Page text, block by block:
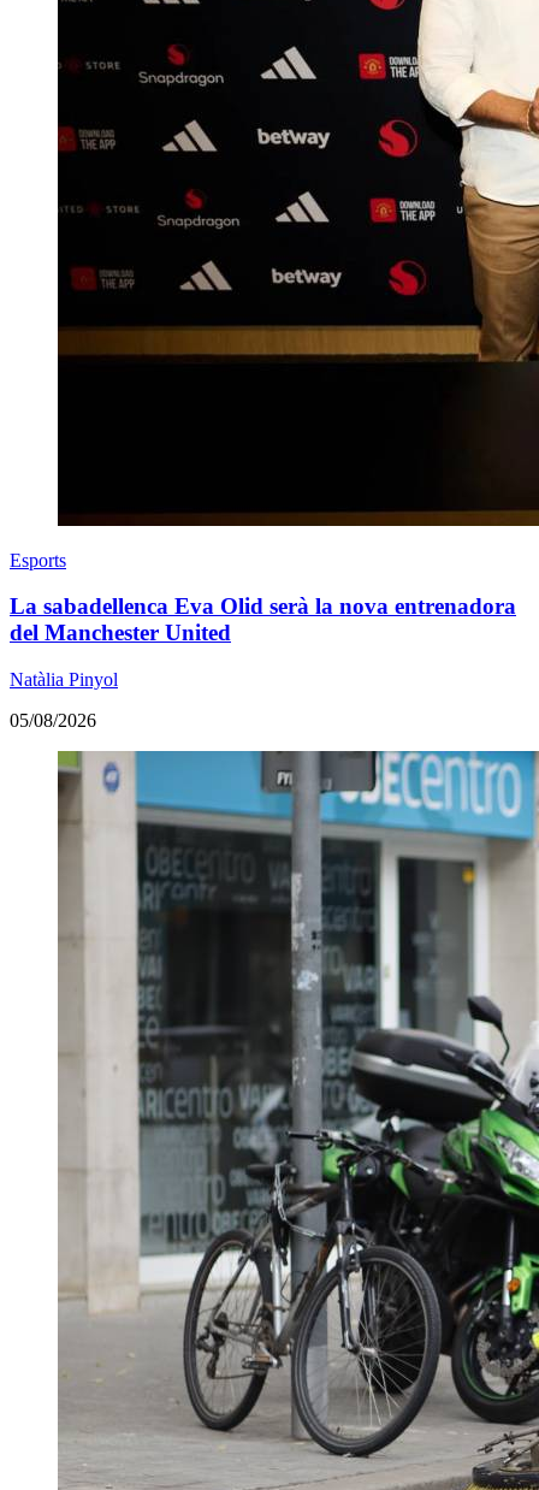
Esports
La sabadellenca Eva Olid serà la nova entrenadora
del Manchester United
Natàlia Pinyol
05/08/2026